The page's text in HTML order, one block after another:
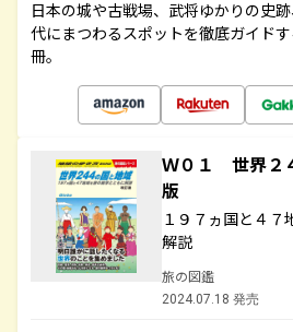
日本の城や古戦場、武将ゆかりの史
代にまつわるスポットを徹底ガイド
冊。
Ｗ０１ 世界２
版
１９７ヵ国と４７
解説
旅の図鑑
2024.07.18 発売